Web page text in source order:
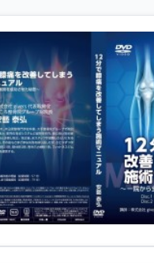
矯正
ア
問
問い合わせ
家の推薦
体トップ（全国125院）
一覧
田2院から予約する
MACHIDA AREA
の2院から、
たの一院を。